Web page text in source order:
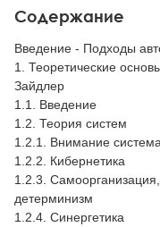
Содержание
Введение - Подходы
1. Теоретические
Зайдлер
1.1. Введение
1.2. Теория систем
1.2.1. Внимание
1.2.2. Кибернетика
1.2.3.
детерминизм
1.2.4. Синергетика